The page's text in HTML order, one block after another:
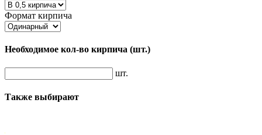
Формат кирпича
Необходимое кол-во кирпича (шт.)
шт.
Также выбирают